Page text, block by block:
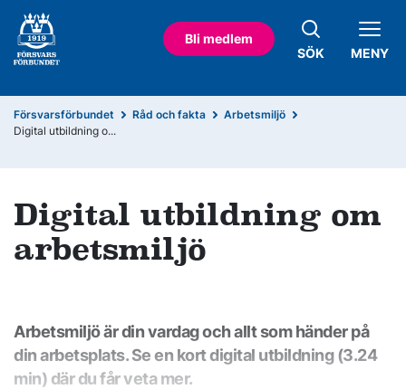
Bli medlem
SÖK
MENY
Försvarsförbundet Råd och fakta
Arbetsmiljö
Digital utbildning o...
Digital utbildning om
arbetsmiljö
Arbetsmiljö är din vardag och allt som händer på
din arbetsplats. Se en kort digital utbildning (3.24
min) där du får veta mer.